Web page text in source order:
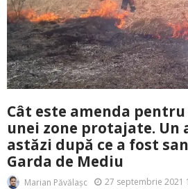
Cât este amenda
unei zone protajate. Un
astăzi după ce a fost
Garda de Mediu
Marian Păvălașc 27 septembrie 2021